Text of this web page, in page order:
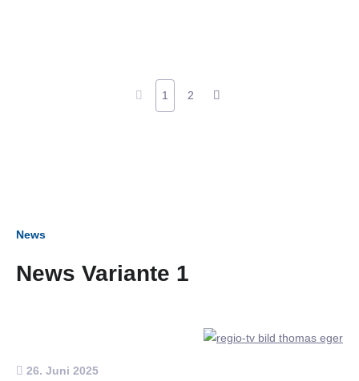
1 2
News
News Variante 1
26. Juni 2025